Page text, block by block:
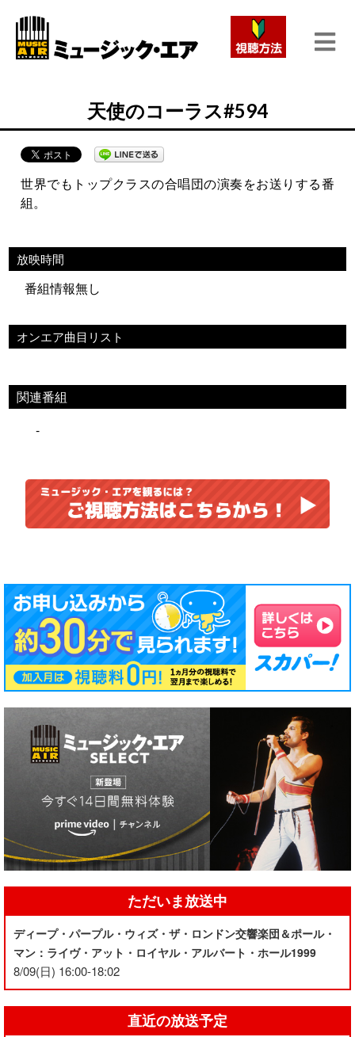
天使のコーラス#594
世界でもトップクラスの合唱団の演奏をお送りする番
組。
放映時間
番組情報無し
オンエア曲目リスト
関連番組
-
ただいま放送中
ディープ・パープル・ウィズ・ザ・ロンドン交響楽団＆ポール・
マン：ライヴ・アット・ロイヤル・アルバート・ホール1999
8/09(日) 16:00-18:02
直近の放送予定